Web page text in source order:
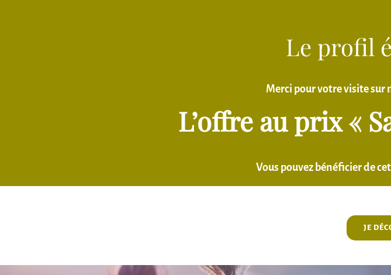
Le profil
Merci pour votre visite sur
L’offre au prix «
Vous pouvez bénéficier de
JE